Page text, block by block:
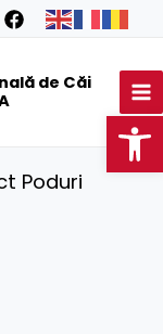
de Căi
Poduri